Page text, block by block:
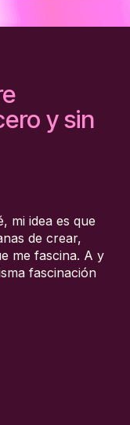
y sin
mi idea es que
de crear,
me fascina. A y
fascinación